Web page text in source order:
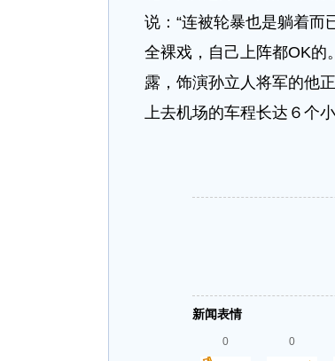
说：“连被轮暴也是躺着而
全裸戏，自己上阵都OK的
露，饰演孙立人将军的他
上去机场的车程长达６个
新闻表情
0 0